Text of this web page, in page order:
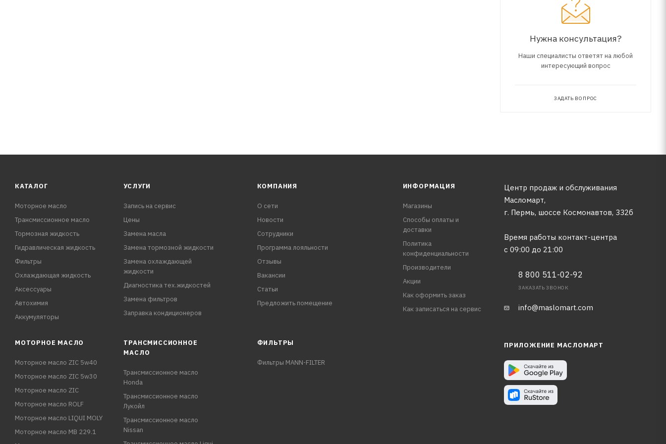
Нужна консультация?
Наши специалисты ответят на любой
интересующий вопрос
ЗАДАТЬ ВОПРОС
КАТАЛОГ
Моторное масло
Трансмиссионное масло
Тормозная жидкость
Гидравлическая жидкость
Фильтры
Охлаждающая жидкость
Аксессуары
Автохимия
Аккумуляторы
УСЛУГИ
Запись на сервис
Цены
Замена масла
Замена тормозной жидкости
Замена охлаждающей
жидкости
Диагностика тех.жидкостей
Замена фильтров
Заправка кондиционеров
КОМПАНИЯ
О сети
Новости
Сотрудники
Программа лояльности
Отзывы
Вакансии
Статьи
Предложить помещение
ИНФОРМАЦИЯ
Магазины
Способы оплаты и
доставки
Политика
конфиденциальности
Производители
Акции
Как оформить заказ
Как записаться на сервис
Центр продаж и обслуживания
Масломарт,
г. Пермь, шоссе Космонавтов, 332б
Время работы контакт-центра
с 09:00 до 21:00
8 800 511-02-92
ЗАКАЗАТЬ ЗВОНОК
info@maslomart.com
МОТОРНОЕ МАСЛО
Моторное масло ZIC 5w40
Моторное масло ZIC 5w30
Моторное масло ZIC
Моторное масло ROLF
Моторное масло LIQUI MOLY
Моторное масло MB 229.1
ТРАНСМИССИОННОЕ
МАСЛО
Трансмиссионное масло
Honda
Трансмиссионное масло
Лукойл
Трансмиссионное масло
Nissan
ФИЛЬТРЫ
Фильтры MANN-FILTER
ПРИЛОЖЕНИЕ МАСЛОМАРТ